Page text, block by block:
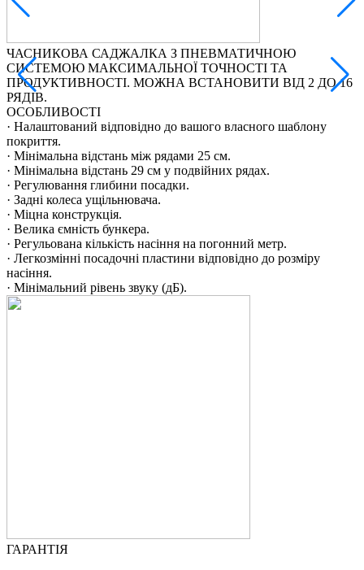
ЧАСНИКОВА САДЖАЛКА З ПНЕВМАТИЧНОЮ
СИСТЕМОЮ МАКСИМАЛЬНОЇ ТОЧНОСТІ ТА
ПРОДУКТИВНОСТІ. МОЖНА ВСТАНОВИТИ ВІД 2 ДО 16
РЯДІВ.
ОСОБЛИВОСТІ
· Налаштований відповідно до вашого власного шаблону
покриття.
· Мінімальна відстань між рядами 25 см.
· Мінімальна відстань 29 см у подвійних рядах.
· Регулювання глибини посадки.
· Задні колеса ущільнювача.
· Міцна конструкція.
· Велика ємність бункера.
· Регульована кількість насіння на погонний метр.
· Легкозмінні посадочні пластини відповідно до розміру
насіння.
· Мінімальний рівень звуку (дБ).
ГАРАНТІЯ